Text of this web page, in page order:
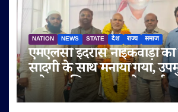
NATION NEWS STATE देश राज्य समाज
एमएलसी इदरीस नाईकवाड़ी
सादगी के साथ मनाया गया,
सुनेत्रा अजित पवार समेत कई
ने दी शुभकामनाएं